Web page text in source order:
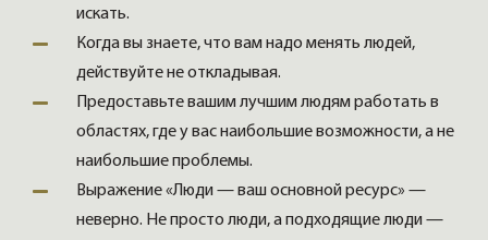
искать.
Когда вы знаете, что вам надо менять людей,
действуйте не откладывая.
Предоставьте вашим лучшим людям работать в
областях, где у вас наибольшие возможности, а не
наибольшие проблемы.
Выражение «Люди — ваш основной ресурс» —
неверно. Не просто люди, а подходящие люди —